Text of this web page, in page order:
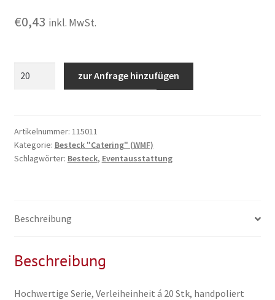
€0,43 inkl. MwSt.
zur Anfrage hinzufügen
Artikelnummer: 115011
Kategorie: Besteck "Catering" (WMF)
Schlagwörter: Besteck, Eventausstattung
Beschreibung
Beschreibung
Hochwertige Serie, Verleiheinheit á 20 Stk, handpoliert